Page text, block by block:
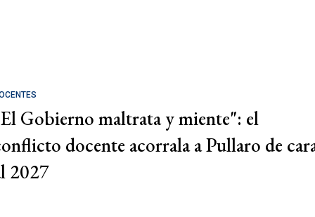
Gobierno maltrata y miente": el
docente acorrala a Pullaro de
2027